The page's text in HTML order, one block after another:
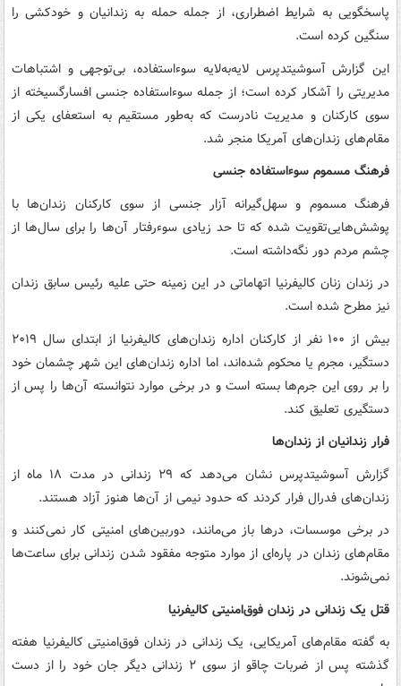
پاسخگویی به شرایط اضطراری، از جمله حمله به زندانیان و خودکشی را
سنگین کرده است.
این گزارش آسوشیتدپرس لایه‌به‌لایه سوءاستفاده، بی‌توجهی و اشتباهات
مدیریتی را آشکار کرده است؛ از جمله سوءاستفاده جنسی افسارگسیخته از
سوی کارکنان و مدیریت نادرست که به‌طور مستقیم به استعفای یکی از
مقام‌های زندان‌های آمریکا منجر شد.
فرهنگ مسموم سوءاستفاده جنسی
فرهنگ مسموم و سهل‌گیرانه آزار جنسی از سوی کارکنان زندان‌ها با
پوشش‌هایی‌تقویت شده که تا حد زیادی سوء‌رفتار آن‌ها را برای سال‌ها از
چشم مردم دور نگه‌داشته است.
در زندان زنان کالیفرنیا اتهاماتی در این زمینه حتی علیه رئیس سابق زندان
نیز مطرح شده است.
بیش از ۱۰۰ نفر از کارکنان اداره زندان‌های کالیفرنیا از ابتدای سال ۲۰۱۹
دستگیر، مجرم یا محکوم شده‌اند، اما اداره زندان‌های این شهر چشمان خود
را بر روی این جرم‌ها بسته است و در برخی موارد نتوانسته آن‌ها را پس از
دستگیری تعلیق کند.
فرار زندانیان از زندان‌ها
گزارش آسوشیتدپرس نشان می‌دهد که ۲۹ زندانی در مدت ۱۸ ماه از
زندان‌های فدرال فرار کردند که حدود نیمی از آن‌ها هنوز آزاد هستند.
در برخی موسسات، درها باز می‌مانند، دوربین‌های امنیتی کار نمی‌کنند و
مقام‌های زندان در پاره‌ای از موارد متوجه مفقود شدن زندانی برای ساعت‌ها
نمی‌شوند.
قتل یک زندانی در زندان فوق‌امنیتی کالیفرنیا
به گفته مقام‌های آمریکایی، یک زندانی در زندان فوق‌امنیتی کالیفرنیا هفته
گذشته پس از ضربات چاقو از سوی ۲ زندانی دیگر جان خود را از دست